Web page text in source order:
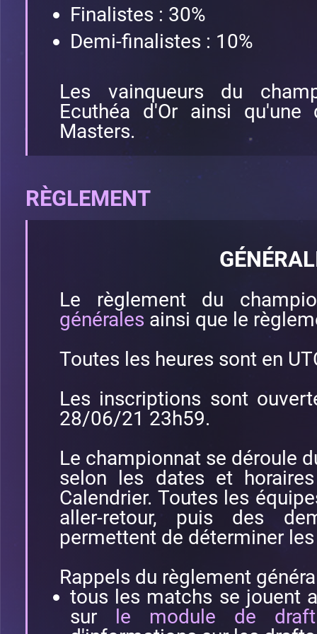
Finalistes : 30%
Demi-finalistes : 10%
Les vainqueurs du
Ecuthéa d'Or ainsi qu'une
Masters.
RÈGLEMENT
Le règlement du
générales ainsi que le
Toutes les heures sont en
Les inscriptions sont
28/06/21 23h59.
Le championnat se déroule
selon les dates et
Calendrier. Toutes les
aller-retour, puis des
permettent de déterminer
Rappels du règlement
tous les matchs se jouent
sur le module de